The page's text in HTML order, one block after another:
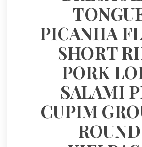
PICANHA
SHORT
PORK
SALAMI
CUPIM
ROUND